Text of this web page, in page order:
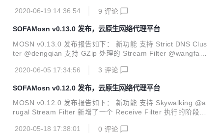
href="https://github.com/sofastack/sofa-jraft/pull/433">#43
de>&nbsp;API&nbsp;<a href="https://github.com/sofastac
k/sofa-jraft/pul...
2020-06-19 14:36:54 9 评论
SOFAMosn v0.13.0 发布，云原生网络代理平台
MOSN v0.13.0 发布报告如下： 新功能 支持 Strict DNS Clus
ter @dengqian 支持 GZip 处理的 Stream Filter @wangfak
隔离的 Stream Filter @NeGnail 集成 Sentinel 限流能力 @a
B @CodingSinger 配置获取 ADMIN API 优化，新增 Feature
s 和环境变量相关 ADMIN API @nejisama 更新 Host 时触
2020-06-05 17:34:56 3 评论
SOFAMosn v0.12.0 发布，云原生网络代理平台
MOSN v0.12.0 发布报告如下： 新功能 支持 Skywalking @a
rugal Stream Filter 新增了一个 Receive Filter 执行的阶段，
@wangfakang HTTP2 支持流式 @peacocktrain @taoyuan
2020-05-18 17:38:01 0 评论